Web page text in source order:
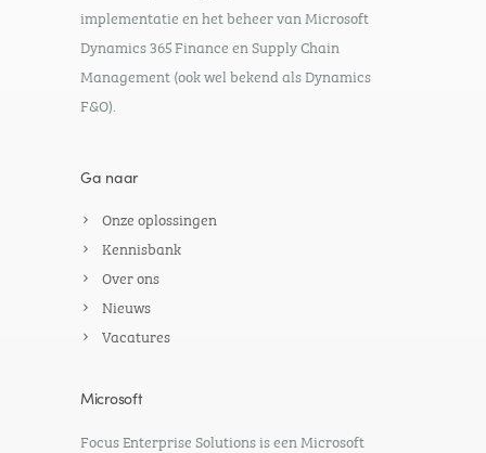
implementatie en het beheer van Microsoft
Dynamics 365 Finance en Supply Chain
Management (ook wel bekend als Dynamics
F&O).
Ga naar
Onze oplossingen
Kennisbank
Over ons
Nieuws
Vacatures
Microsoft
Focus Enterprise Solutions is een Microsoft